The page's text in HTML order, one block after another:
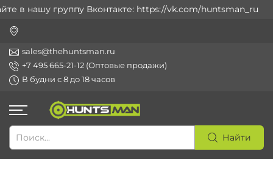
в нашу группу Вконтакте: https://vk.com/huntsman_ru
sales@thehuntsman.ru
+7 495 665-21-12 (Оптовые продажи)
В будни с 8 до 18 часов
Найти